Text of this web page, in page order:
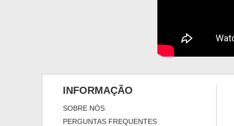
INFORMAÇÃO
SOBRE NÓS
PERGUNTAS FREQUENTES